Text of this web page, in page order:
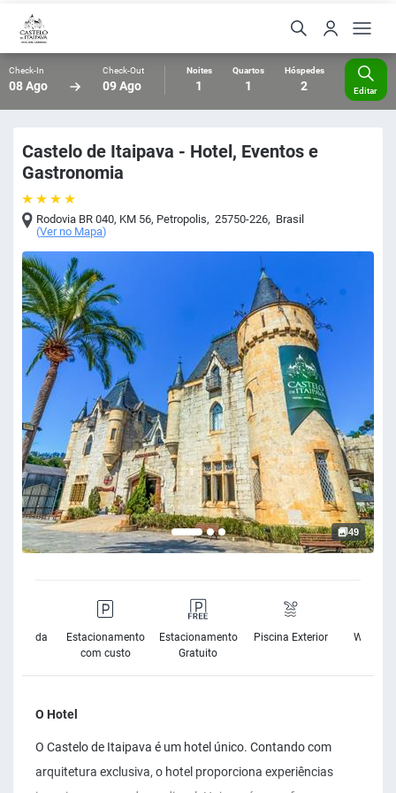
Check-In
08 Ago
Check-Out
09 Ago
Noites
1
Quartos
1
Hóspedes
2 Editar
Castelo de Itaipava - Hotel, Eventos e
Gastronomia
Rodovia BR 040, KM 56, Petropolis, 25750-226, Brasil
(Ver no Mapa)
49
Banda
Estacionamento
com custo
Estacionamento
Gratuito
Piscina Exterior Wifi
O Hotel
O Castelo de Itaipava é um hotel único. Contando com
arquitetura exclusiva, o hotel proporciona experiências